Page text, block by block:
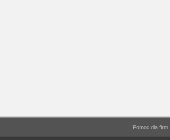
Pomoc dla firm